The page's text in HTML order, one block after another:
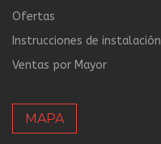
Ofertas
Instrucciones de instalación
Ventas por Mayor
MAPA